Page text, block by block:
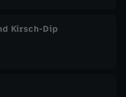
Kirsch-Dip